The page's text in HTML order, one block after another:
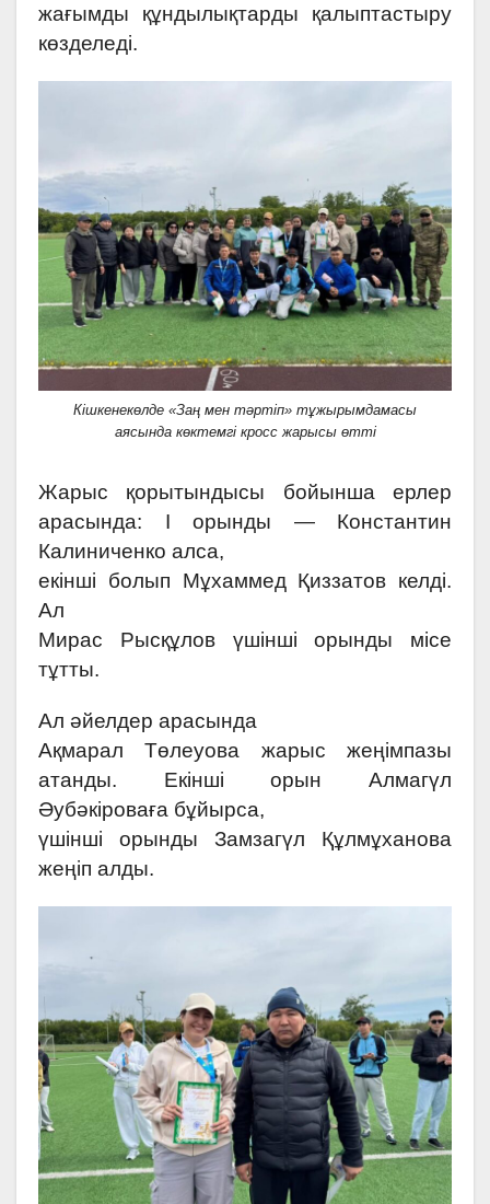
жағымды құндылықтарды қалыптастыру
көзделеді.
Кішкенекөлде «Заң мен тәртіп» тұжырымдамасы
аясында көктемгі кросс жарысы өтті
Жарыс қорытындысы бойынша ерлер
арасында: І орынды — Константин
Калиниченко алса,
екінші болып Мұхаммед Қиззатов келді.
Ал
Мирас Рысқұлов үшінші орынды місе
тұтты.
Ал әйелдер арасында
Ақмарал Төлеуова жарыс жеңімпазы
атанды. Екінші орын Алмагүл
Әубәкіроваға бұйырса,
үшінші орынды Замзагүл Құлмұханова
жеңіп алды.